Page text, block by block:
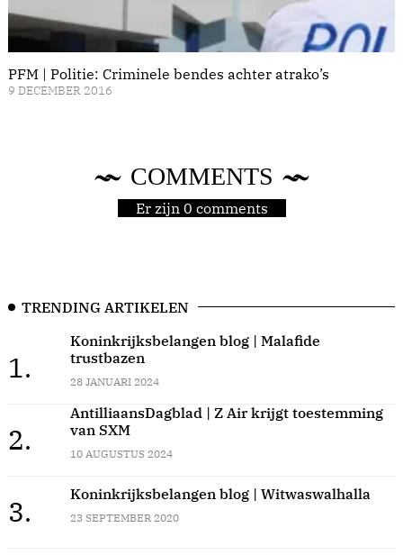
PFM | Politie: Criminele bendes achter atrako’s
9 DECEMBER 2016
COMMENTS
Er zijn 0 comments
TRENDING ARTIKELEN
1.
Koninkrijksbelangen blog | Malafide
trustbazen
28 JANUARI 2024
2.
AntilliaansDagblad | Z Air krijgt toestemming
van SXM
10 AUGUSTUS 2024
3.
Koninkrijksbelangen blog | Witwaswalhalla
23 SEPTEMBER 2020